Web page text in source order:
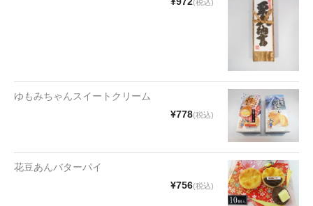
梅
(税込)
ゆもみちゃんスイートクリーム
¥778(税込)
花豆あんバターパイ
¥756(税込)